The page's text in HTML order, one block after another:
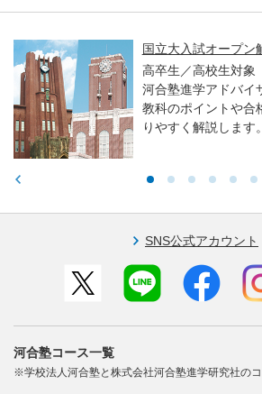
国立大入試オープン
高卒生／高校生対象
河合塾進学アドバイ
教科のポイントや合
りやすく解説します。
SNS公式アカウント
河合塾コース一覧
※学校法人河合塾と株式会社河合塾進学研究社のコ